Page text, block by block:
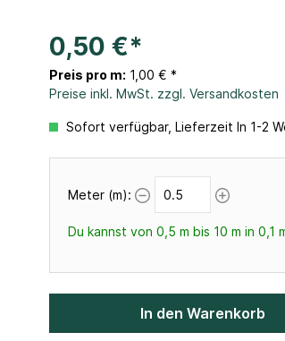
0,50 €*
Preis pro m: 1,00 € *
Preise inkl. MwSt. zzgl. Versandkosten
Sofort verfügbar, Lieferzeit In 1-2
Meter (m):
Du kannst von 0,5 m bis 10 m in 0,1
In den Warenkorb